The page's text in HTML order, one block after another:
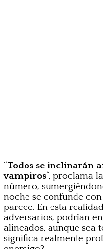
“Todos se inclinarán
vampiros“, proclama
número,
noche se confunde
parece. En esta
adversarios, podrían
alineados, aunque sea
significa realmente